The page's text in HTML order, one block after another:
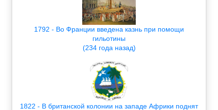
1792 - Во Франции введена казнь при помощи
гильотины
(234 года назад)
1822 - В британской колонии на западе Африки поднят